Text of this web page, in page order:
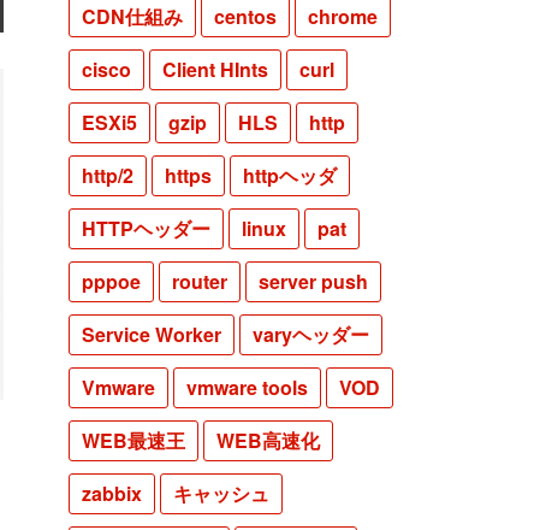
CDN仕組み
centos
chrome
cisco
Client HInts
curl
ESXi5
gzip HLS
http
http/2
https
httpヘッダ
HTTPヘッダー
linux
pat
pppoe
router
server push
Service Worker
varyヘッダー
Vmware
vmware tools
VOD
WEB最速王
WEB高速化
zabbix
キャッシュ